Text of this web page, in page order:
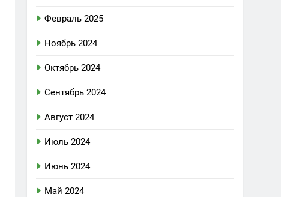
Февраль 2025
Ноябрь 2024
Октябрь 2024
Сентябрь 2024
Август 2024
Июль 2024
Июнь 2024
Май 2024